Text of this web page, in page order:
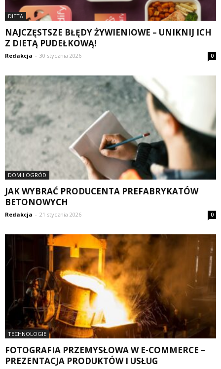
DIETA
NAJCZĘSTSZE BŁĘDY ŻYWIENIOWE – UNIKNIJ ICH
Z DIETĄ PUDEŁKOWĄ!
Redakcja - 30 stycznia 2026 0
DOM I OGRÓD
JAK WYBRAĆ PRODUCENTA PREFABRYKATÓW
BETONOWYCH
Redakcja - 21 stycznia 2026 0
TECHNOLOGIE
FOTOGRAFIA PRZEMYSŁOWA W E-COMMERCE –
PREZENTACJA PRODUKTÓW I USŁUG